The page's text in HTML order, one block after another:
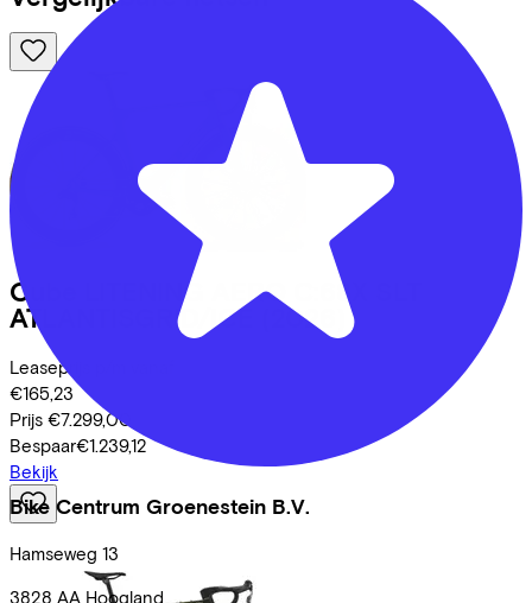
Bike Centrum Groenestein B.V.
Hamseweg 13
3828 AA Hoogland
Cube
LITENING AERO C:68X SLT
ATLANTISGRID/ICE
(2026)
Leaseprijs p/m vanaf
€165,23
Prijs €7.299,00
Bespaar€1.239,12
Bekijk